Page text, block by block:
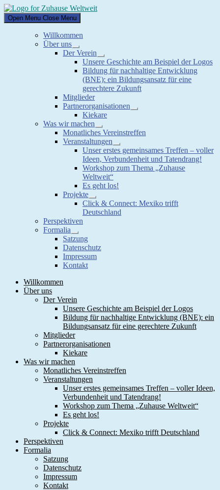
Skip
to
content
Open Menu Close Menu
Willkommen
Über uns
Show
sub
menu
Der Verein
Show
sub
menu
Unsere Geschichte am Beispiel der Logos
Bildung für nachhaltige Entwicklung
(BNE): ein Bildungsansatz für eine
gerechtere Zukunft
Mitglieder
Partnerorganisationen
Show
Kiekare
Was wir machen
Show
sub
menu
Monatliches Vereinstreffen
Veranstaltungen
Show
sub
menu
Unser erstes gemeinsames Treffen – voller
Ideen, Verbundenheit und Tatendrang!
Workshop zum Thema „Zuhause
Weltweit“
Es geht los!
Projekte
Show
sub
menu
Click & Connect: Mexiko trifft
Deutschland
Perspektiven
Formalia
Show
sub
menu
Satzung
Datenschutz
Impressum
Kontakt
Willkommen
Über uns
Der Verein
Unsere Geschichte am Beispiel der Logos
Bildung für nachhaltige Entwicklung (BNE): ein
Bildungsansatz für eine gerechtere Zukunft
Mitglieder
Partnerorganisationen
Kiekare
Was wir machen
Monatliches Vereinstreffen
Veranstaltungen
Unser erstes gemeinsames Treffen – voller Ideen,
Verbundenheit und Tatendrang!
Workshop zum Thema „Zuhause Weltweit“
Es geht los!
Projekte
Click & Connect: Mexiko trifft Deutschland
Perspektiven
Formalia
Satzung
Datenschutz
Impressum
Kontakt